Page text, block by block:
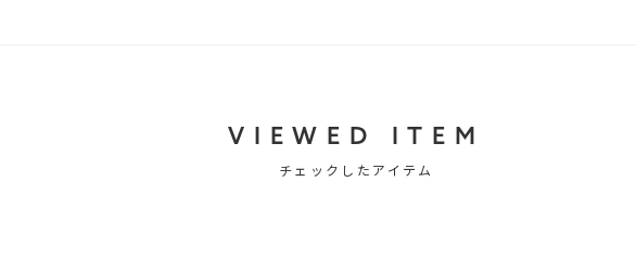
VIEWED ITEM
チェックしたアイテム